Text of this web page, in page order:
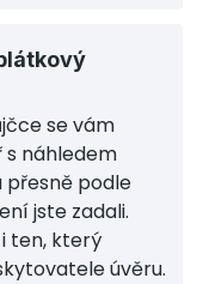
se vám
náhledem
přesně podle
jste zadali.
ten, který
úvěru.